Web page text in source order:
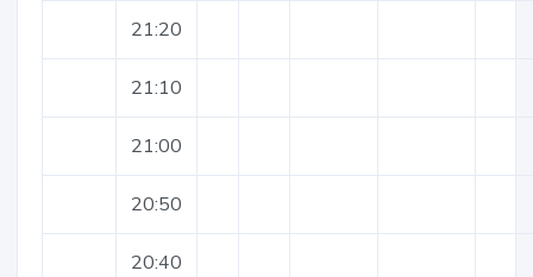
21:20
21:10
21:00
20:50
20:40